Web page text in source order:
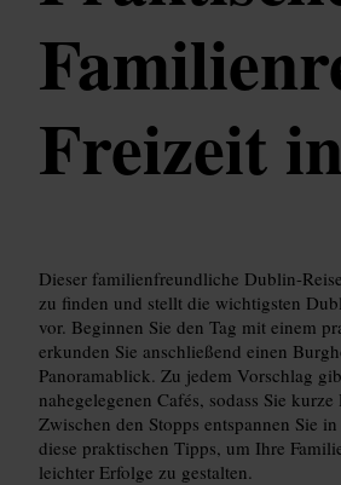
Freizeit
Dieser familienfreundliche Dublin-
zu finden und stellt die wichtigsten
vor. Beginnen Sie den Tag mit einem
erkunden Sie anschließend einen
Panoramablick. Zu jedem Vorschlag
nahegelegenen Cafés, sodass Sie
Zwischen den Stopps entspannen Sie
diese praktischen Tipps, um Ihre
leichter Erfolge zu gestalten.